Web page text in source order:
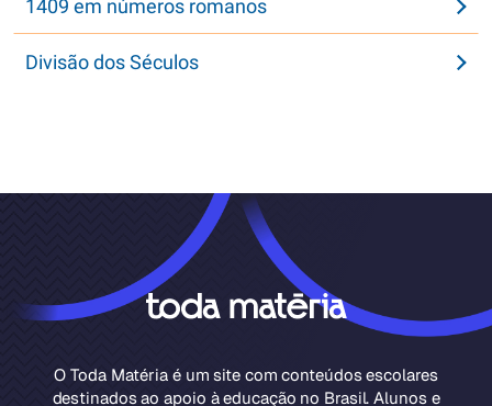
1409 em números romanos
Divisão dos Séculos
O Toda Matéria é um site com conteúdos escolares
destinados ao apoio à educação no Brasil. Alunos e